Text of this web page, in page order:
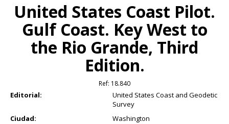
United States Coast Pilot.
Gulf Coast. Key West to
the Rio Grande, Third
Edition.
Ref: 18.840
Editorial:
United States Coast and Geodetic
Survey
Ciudad:
Washington